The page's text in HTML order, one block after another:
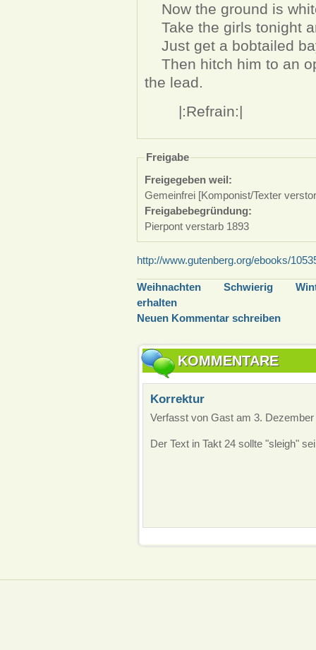
Now the ground is
Take the girls tonight
Just get a bobtailed
Then hitch him to an
the lead.
|:Refrain:|
Freigabe
Freigegeben weil:
Gemeinfrei [Komponist/Texter
Freigabebegründung:
Pierpont verstarb 1893
http://www.gutenberg.org/ebooks/
Weihnachten Schwierig
erhalten
Neuen Kommentar schreiben
KOMMENTARE
Korrektur
Verfasst von Gast am 3. Dezember
Der Text in Takt 24 sollte "sleigh"